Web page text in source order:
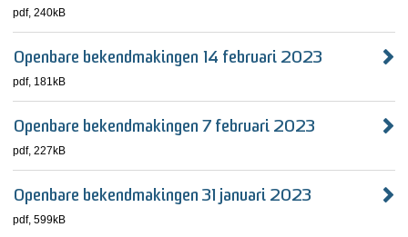
pdf, 240kB
Openbare bekendmakingen 14 februari 2023
pdf, 181kB
Openbare bekendmakingen 7 februari 2023
pdf, 227kB
Openbare bekendmakingen 31 januari 2023
pdf, 599kB